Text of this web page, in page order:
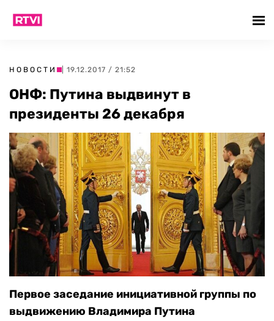
НОВОСТИ | 19.12.2017 / 21:52
ОНФ: Путина выдвинут в
президенты 26 декабря
Первое заседание инициативной группы по
выдвижению Владимира Путина